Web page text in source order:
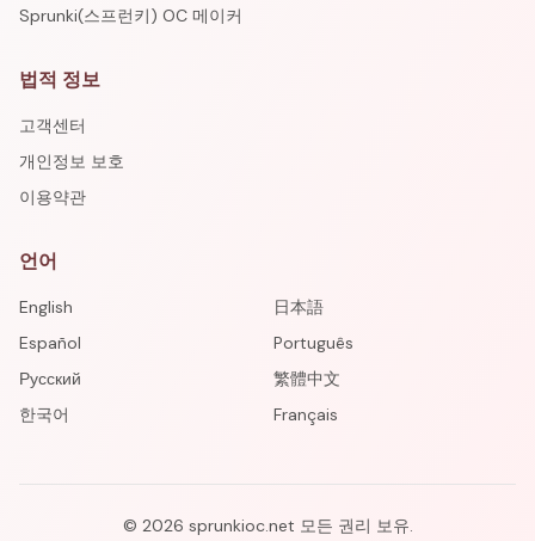
Sprunki(스프런키) OC 메이커
법적 정보
고객센터
개인정보 보호
이용약관
언어
English
日本語
Español
Português
Русский
繁體中文
한국어
Français
© 2026 sprunkioc.net 모든 권리 보유.